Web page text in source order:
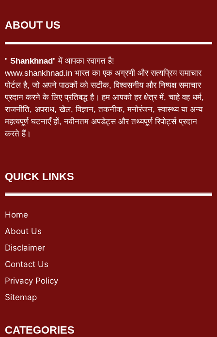
ABOUT US
” Shankhnad” में आपका स्वागत है!
www.shankhnad.in भारत का एक अग्रणी और सत्यप्रिय समाचार
पोर्टल है, जो अपने पाठकों को सटीक, विश्वसनीय और निष्पक्ष समाचार
प्रदान करने के लिए प्रतिबद्ध है। हम आपको हर क्षेत्र में, चाहे वह धर्म,
राजनीति, अपराध, खेल, विज्ञान, तकनीक, मनोरंजन, स्वास्थ्य या अन्य
महत्वपूर्ण घटनाएँ हों, नवीनतम अपडेट्स और तथ्यपूर्ण रिपोर्ट्स प्रदान
करते हैं।
QUICK LINKS
Home
About Us
Disclaimer
Contact Us
Privacy Policy
Sitemap
CATEGORIES